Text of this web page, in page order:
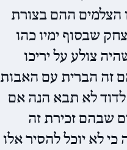
הצלמים ההם בצורת
שבסוף ימיו כהו
צולע על יריכו
זה הברית עם האבות
לא תבא הנה אם
שבהם זכירת זה
לא יוכל להסיר אלו